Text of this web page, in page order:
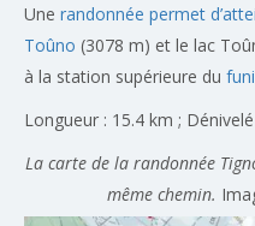
Une randonnée permet
Toûno (3078 m) et le lac
à la station supérieure du
Longueur : 15.4 km ;
La carte de la randonnée
même chemin.